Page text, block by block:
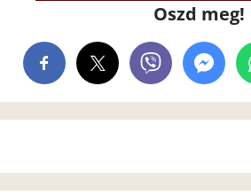
Oszd meg!